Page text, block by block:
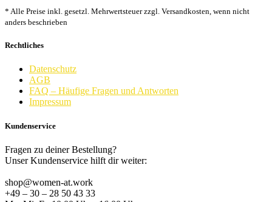
* Alle Preise inkl. gesetzl. Mehrwertsteuer zzgl. Versandkosten, wenn nicht
anders beschrieben
Rechtliches
Datenschutz
AGB
FAQ – Häufige Fragen und Antworten
Impressum
Kundenservice
Fragen zu deiner Bestellung?
Unser Kundenservice hilft dir weiter:
shop@women-at.work
+49 – 30 – 28 50 43 33